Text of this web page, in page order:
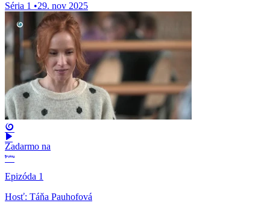
Séria 1 •29. nov 2025
Zadarmo na
Epizóda 1
Hosť: Táňa Pauhofová